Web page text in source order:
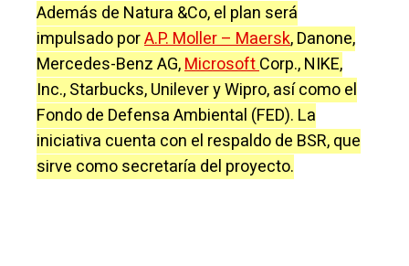
Además de Natura &Co, el plan será
impulsado porA.P. Moller – Maersk, Danone,
Mercedes-Benz AG,MicrosoftCorp., NIKE,
Inc., Starbucks, Unilever y Wipro, así como el
Fondo de Defensa Ambiental (FED). La
iniciativa cuenta con el respaldo de BSR, que
sirve como secretaría del proyecto.